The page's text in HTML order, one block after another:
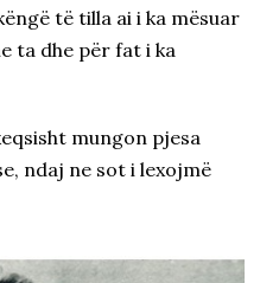
të tilla ai i ka mësuar
ta dhe për fat i ka
mungon pjesa
ndaj ne sot i lexojmë